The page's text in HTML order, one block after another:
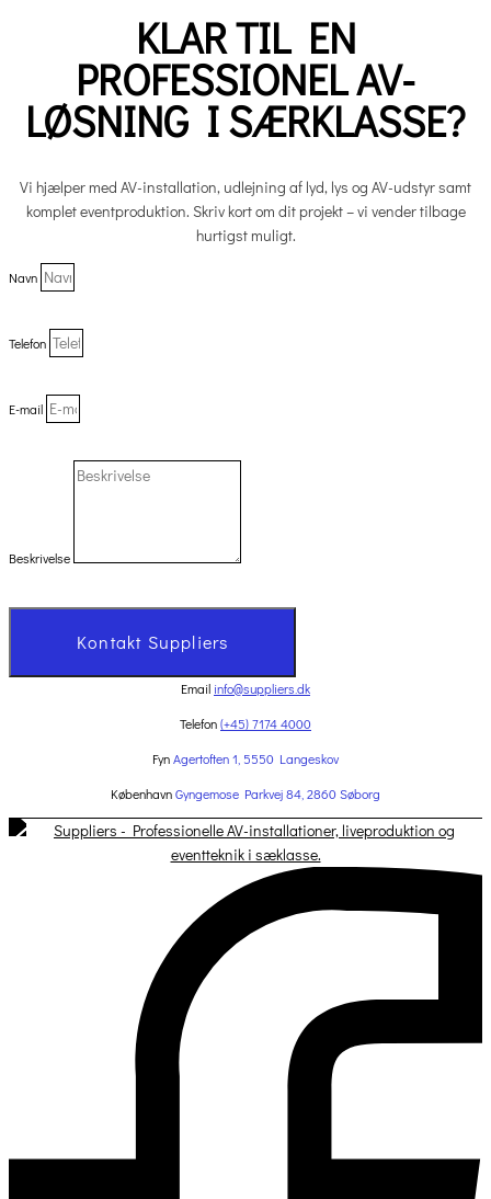
KLAR TIL EN
PROFESSIONEL AV-
LØSNING I SÆRKLASSE?
Vi hjælper med AV-installation, udlejning af lyd, lys og AV-udstyr samt
komplet eventproduktion. Skriv kort om dit projekt – vi vender tilbage
hurtigst muligt.
Navn
Telefon
E-mail
Beskrivelse
Kontakt Suppliers
Email info@suppliers.dk
Telefon(+45) 7174 4000
FynAgertoften 1, 5550 Langeskov
KøbenhavnGyngemose Parkvej 84, 2860 Søborg